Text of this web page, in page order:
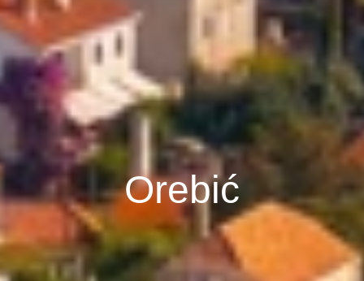
Orebić